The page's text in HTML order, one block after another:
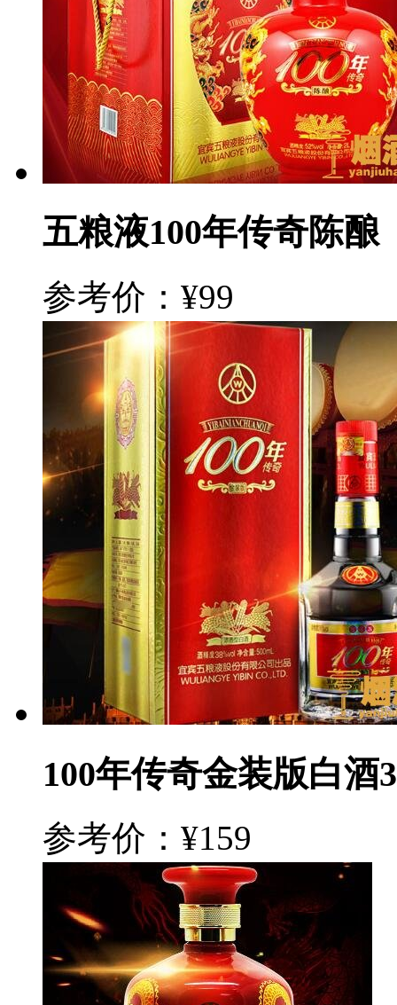
五粮液100年传奇陈酿
参考价：¥99
100年传奇金装版白酒
参考价：¥159